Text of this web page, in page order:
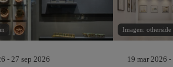
- 27 sep 2026
Imagen: otherside
19 mar 2026